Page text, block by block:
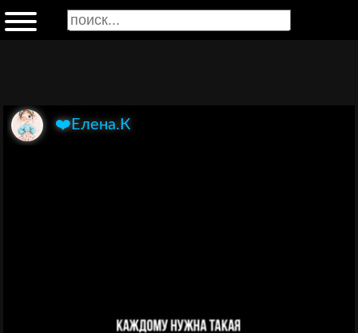
❤️Елена.К